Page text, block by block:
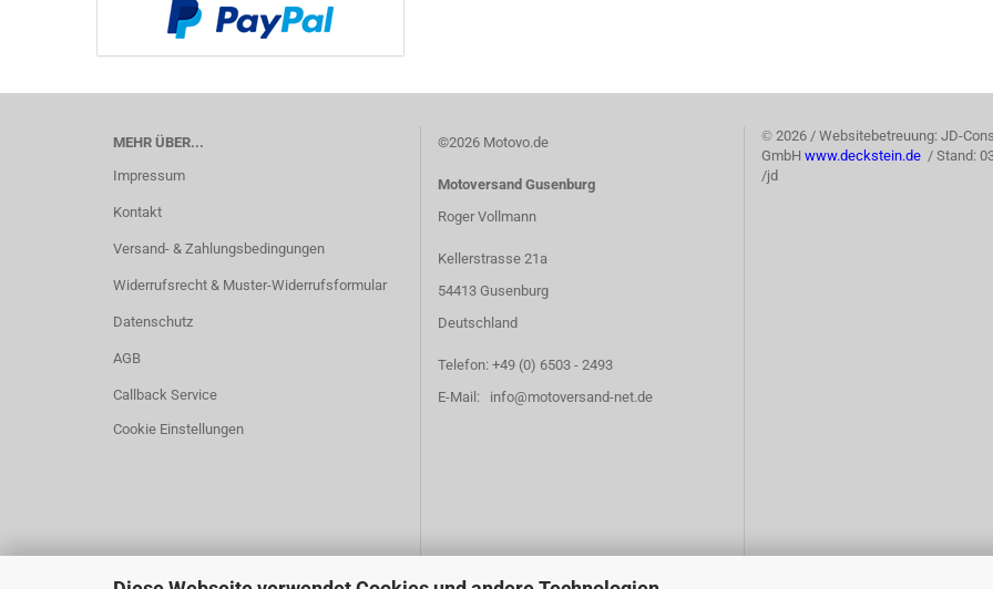
MEHR ÜBER...
Impressum
Kontakt
Versand- & Zahlungsbedingungen
Widerrufsrecht & Muster-Widerrufsformular
Datenschutz
AGB
Callback Service
Cookie Einstellungen
©2026 Motovo.de
Motoversand Gusenburg
Roger Vollmann
Kellerstrasse 21a
54413 Gusenburg
Deutschland
Telefon: +49 (0) 6503 - 2493
E-Mail: info@motoversand-net.de
© 2026 / Websitebetreuung: JD-
GmbH www.deckstein.de / Stand:
/jd